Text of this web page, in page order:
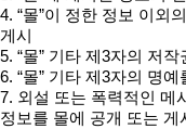
4. “몰”이 정한 정보 이외
게시
5. “몰” 기타 제3자의 저
6. “몰” 기타 제3자의 명
7. 외설 또는 폭력적인 메
정보를 몰에 공개 또는 게